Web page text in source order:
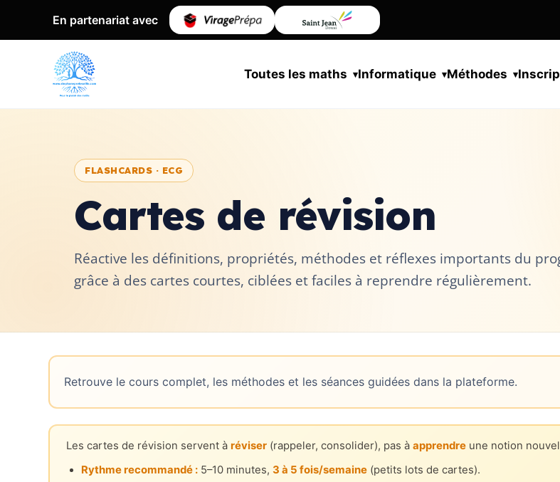
En partenariat avec
Toutes les maths Informatique Méthodes
FLASHCARDS · ECG
Cartes de révision
Réactive les définitions, propriétés, méthodes et réflexes importants du
grâce à des cartes courtes, ciblées et faciles à reprendre régulièrement.
Retrouve le cours complet, les méthodes et les séances guidées dans la plateforme.
Les cartes de révision servent àréviser (rappeler, consolider), pas àapprendre une notion
Rythme recommandé : 5–10 minutes, 3 à 5 fois/semaine (petits lots de cartes).